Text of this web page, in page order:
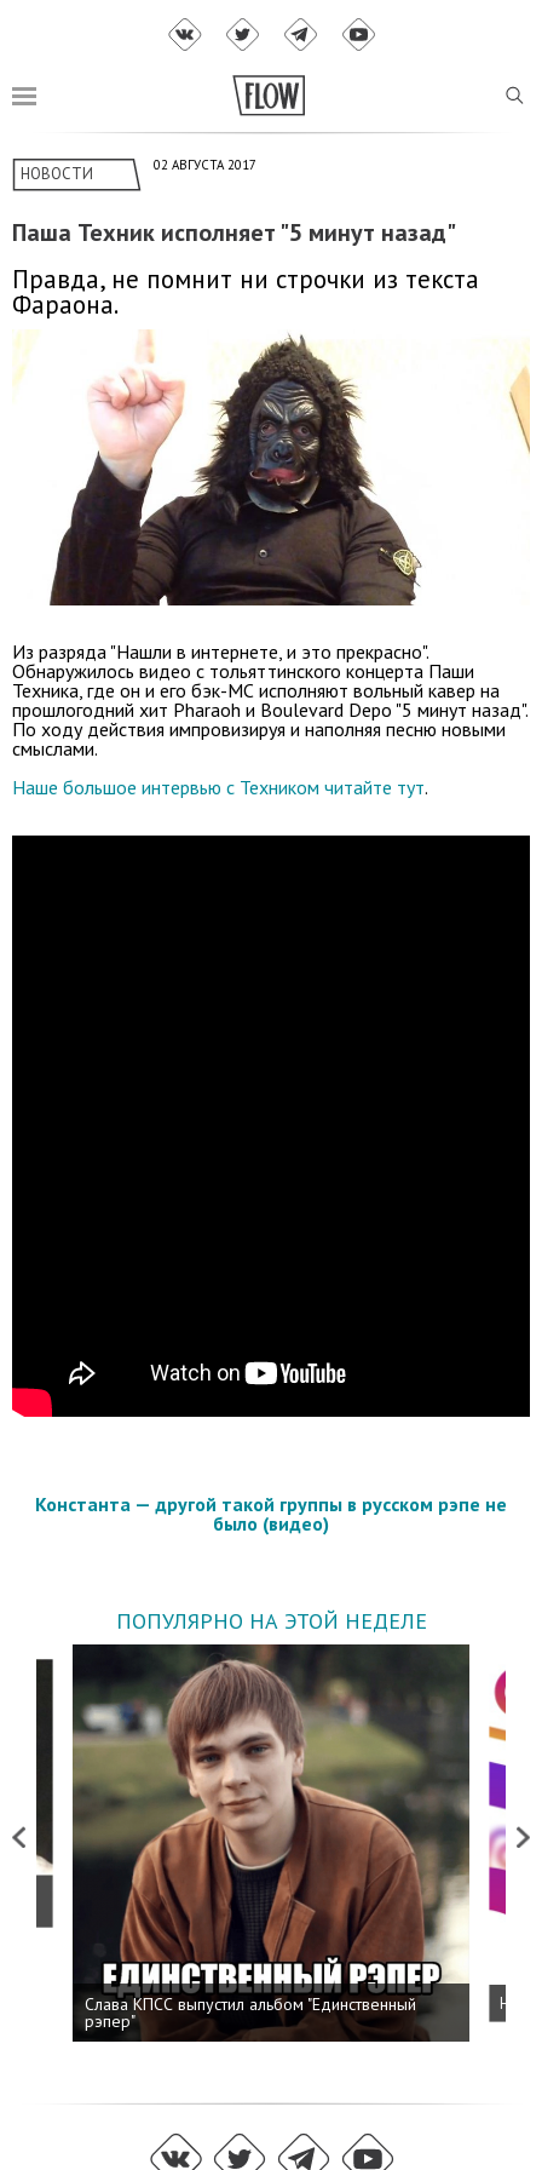
НОВОСТИ 02 АВГУСТА 2017
Паша Техник исполняет "5 минут назад"
Правда, не помнит ни строчки из текста
Фараона.
Из разряда "Нашли в интернете, и это прекрасно".
Обнаружилось видео с тольяттинского концерта Паши
Техника, где он и его бэк-МС исполняют вольный кавер на
прошлогодний хит Pharaoh и Boulevard Depo "5 минут назад".
По ходу действия импровизируя и наполняя песню новыми
смыслами.
Наше большое интервью с Техником читайте тут.
Константа — другой такой группы в русском рэпе не
было (видео)
ПОПУЛЯРНО НА ЭТОЙ НЕДЕЛЕ
Previous
Слава КПСС выпустил альбом "Единственный
рэпер"
Next